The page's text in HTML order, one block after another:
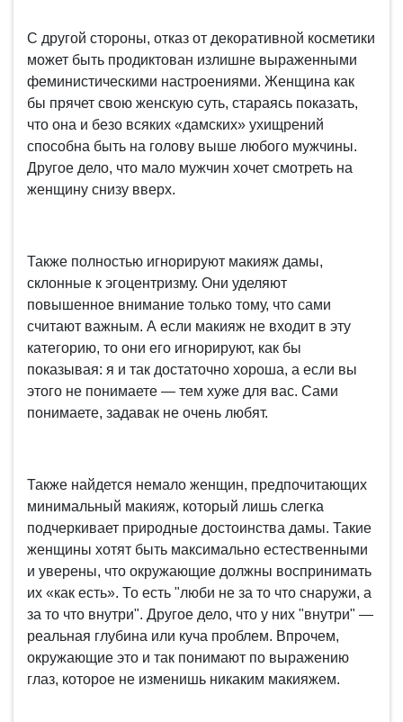
С другой стороны, отказ от декоративной косметики
может быть продиктован излишне выраженными
феминистическими настроениями. Женщина как
бы прячет свою женскую суть, стараясь показать,
что она и безо всяких «дамских» ухищрений
способна быть на голову выше любого мужчины.
Другое дело, что мало мужчин хочет смотреть на
женщину снизу вверх.
Также полностью игнорируют макияж дамы,
склонные к эгоцентризму. Они уделяют
повышенное внимание только тому, что сами
считают важным. А если макияж не входит в эту
категорию, то они его игнорируют, как бы
показывая: я и так достаточно хороша, а если вы
этого не понимаете — тем хуже для вас. Сами
понимаете, задавак не очень любят.
Также найдется немало женщин, предпочитающих
минимальный макияж, который лишь слегка
подчеркивает природные достоинства дамы. Такие
женщины хотят быть максимально естественными
и уверены, что окружающие должны воспринимать
их «как есть». То есть "люби не за то что снаружи, а
за то что внутри". Другое дело, что у них "внутри" —
реальная глубина или куча проблем. Впрочем,
окружающие это и так понимают по выражению
глаз, которое не изменишь никаким макияжем.